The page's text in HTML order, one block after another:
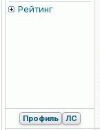
Рейтинг
Профиль ЛС